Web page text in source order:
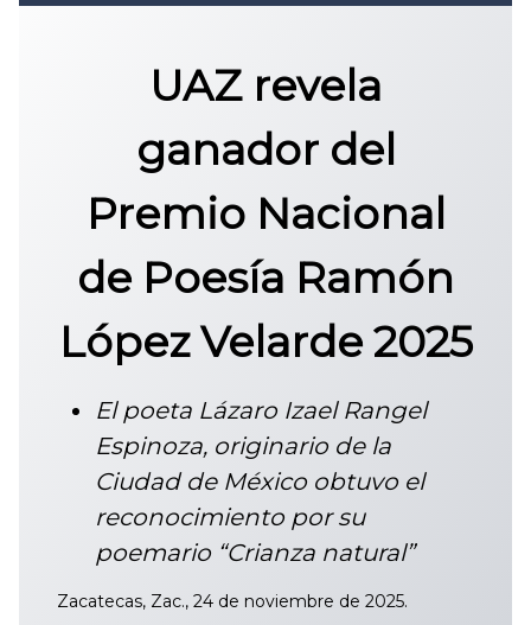
CONVOCATORIA DE INGRESO UAZ
UAZ revela
ganador del
Premio Nacional
de Poesía Ramón
López Velarde 2025
El poeta Lázaro Izael Rangel
Espinoza, originario de la
Ciudad de México obtuvo el
reconocimiento por su
poemario “Crianza natural”
Zacatecas, Zac., 24 de noviembre de 2025.